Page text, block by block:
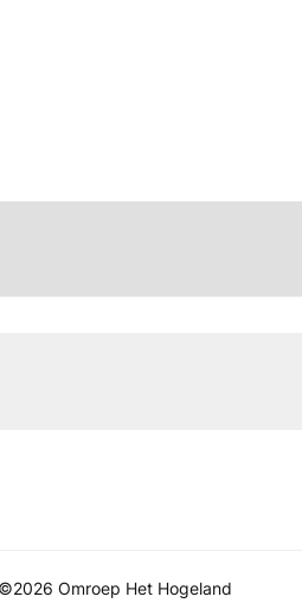
©2026 Omroep Het Hogeland